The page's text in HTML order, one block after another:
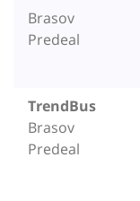
Brasov
Predeal
TrendBus
Brasov
Predeal